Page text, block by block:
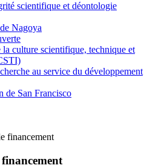
scientifique et déontologie
Nagoya
culture scientifique, technique et
au service du développement
de San Francisco
financement